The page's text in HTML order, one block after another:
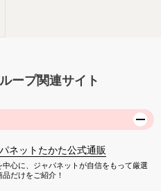
ープ関連サイト
ネットたかた公式通販
中心に、ジャパネットが自信をもって厳選
品だけをご紹介！